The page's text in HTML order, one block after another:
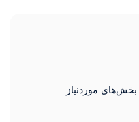
بخش‌های موردنیاز